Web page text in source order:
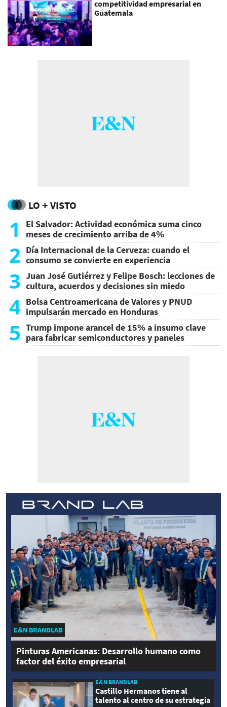
competitividad empresarial en
Guatemala
LO + VISTO
1
El Salvador: Actividad económica suma cinco
meses de crecimiento arriba de 4%
2 Día Internacional de la Cerveza: cuando el
consumo se convierte en experiencia
3 Juan José Gutiérrez y Felipe Bosch: lecciones de
cultura, acuerdos y decisiones sin miedo
4 Bolsa Centroamericana de Valores y PNUD
impulsarán mercado en Honduras
5 Trump impone arancel de 15% a insumo clave
para fabricar semiconductores y paneles
E&N BRANDLAB
Pinturas Americanas: Desarrollo humano como
factor del éxito empresarial
E&N BRANDLAB
Castillo Hermanos tiene al
talento al centro de su estrategia